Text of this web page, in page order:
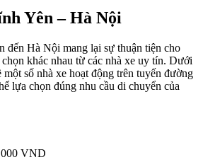
Yên – Hà Nội
đến Hà Nội mang lại sự thuận tiện cho
khác nhau từ các nhà xe uy tín. Dưới
số nhà xe hoạt động trên tuyến đường
lựa chọn đúng nhu cầu di chuyển của
VND